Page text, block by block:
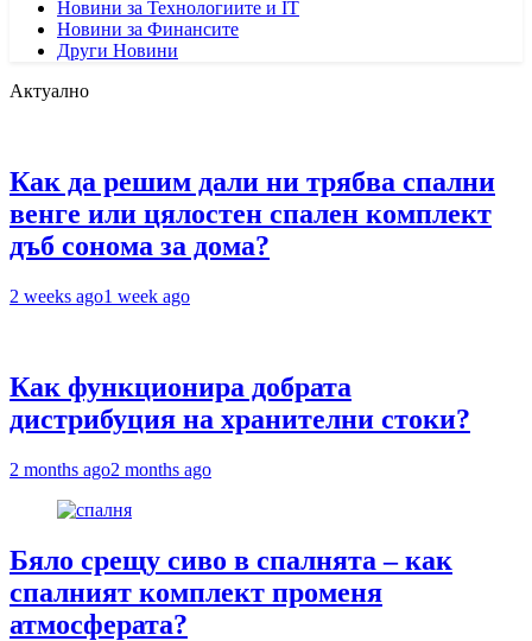
Новини за Технологиите и IT
Новини за Финансите
Други Новини
Актуално
Как да решим дали ни трябва спални
венге или цялостен спален комплект
дъб сонома за дома?
2 weeks ago1 week ago
Как функционира добрата
дистрибуция на хранителни стоки?
2 months ago2 months ago
Бяло срещу сиво в спалнята – как
спалният комплект променя
атмосферата?